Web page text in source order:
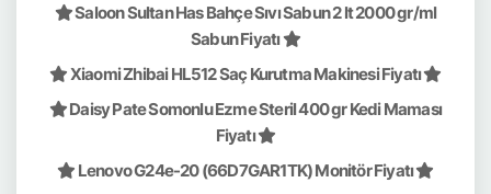
Saloon Sultan Has Bahçe Sıvı Sabun 2 lt 2000 gr/ml
Sabun Fiyatı
Xiaomi Zhibai HL512 Saç Kurutma Makinesi Fiyatı
Daisy Pate Somonlu Ezme Steril 400 gr Kedi Maması
Fiyatı
Lenovo G24e-20 (66D7GAR1TK) Monitör Fiyatı